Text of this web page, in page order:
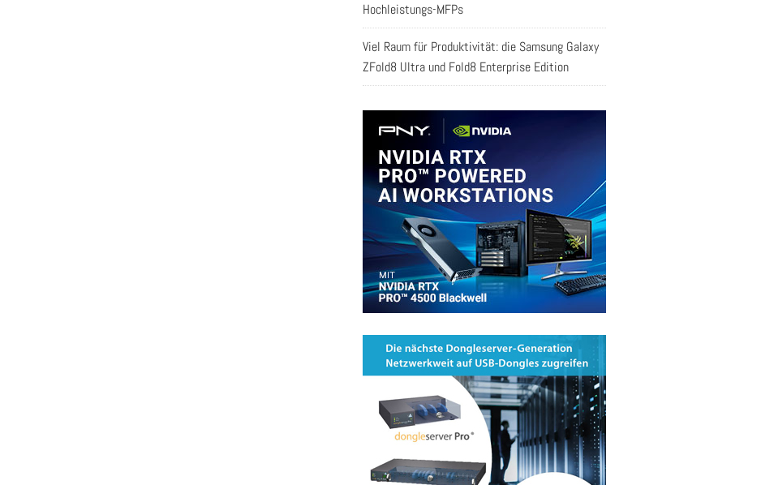
Hochleistungs-MFPs
Viel Raum für Produktivität: die Samsung Galaxy
ZFold8 Ultra und Fold8 Enterprise Edition